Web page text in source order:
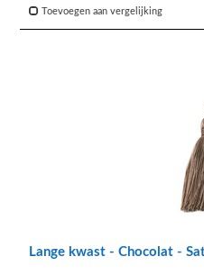
Toevoegen aan vergelijking
Lange kwast - Chocolat -